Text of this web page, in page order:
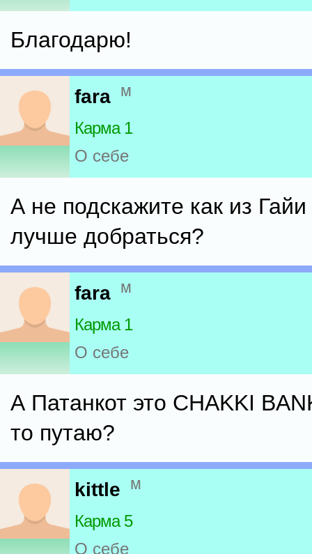
Благодарю!
fara м
Карма 1
О себе
А не подскажите как из
лучше добраться?
fara м
Карма 1
О себе
А Патанкот это CHAKKI
то путаю?
kittle м
Карма 5
О себе